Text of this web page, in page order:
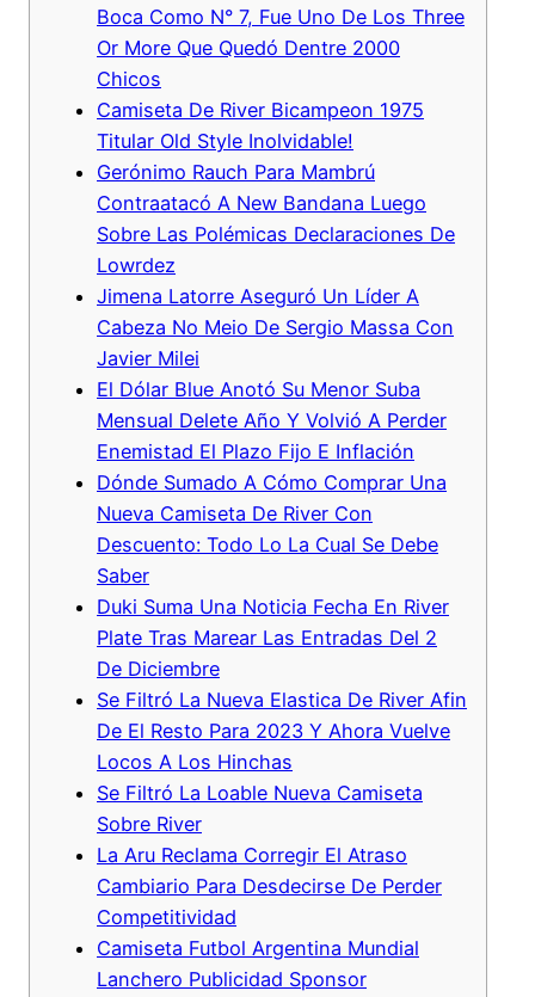
Boca Como N° 7, Fue Uno De Los Three
Or More Que Quedó Dentre 2000
Chicos
Camiseta De River Bicampeon 1975
Titular Old Style Inolvidable!
Gerónimo Rauch Para Mambrú
Contraatacó A New Bandana Luego
Sobre Las Polémicas Declaraciones De
Lowrdez
Jimena Latorre Aseguró Un Líder A
Cabeza No Meio De Sergio Massa Con
Javier Milei
El Dólar Blue Anotó Su Menor Suba
Mensual Delete Año Y Volvió A Perder
Enemistad El Plazo Fijo E Inflación
Dónde Sumado A Cómo Comprar Una
Nueva Camiseta De River Con
Descuento: Todo Lo La Cual Se Debe
Saber
Duki Suma Una Noticia Fecha En River
Plate Tras Marear Las Entradas Del 2
De Diciembre
Se Filtró La Nueva Elastica De River Afin
De El Resto Para 2023 Y Ahora Vuelve
Locos A Los Hinchas
Se Filtró La Loable Nueva Camiseta
Sobre River
La Aru Reclama Corregir El Atraso
Cambiario Para Desdecirse De Perder
Competitividad
Camiseta Futbol Argentina Mundial
Lanchero Publicidad Sponsor